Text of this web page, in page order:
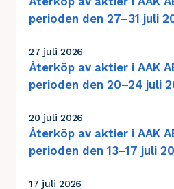
perioden den 27–31 juli
27 juli 2026
Återköp av aktier i AAK
perioden den 20–24 juli
20 juli 2026
Återköp av aktier i AAK
perioden den 13–17 juli
17 juli 2026